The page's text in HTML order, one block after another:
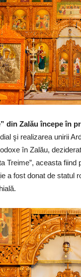
din Zalău începe în
şi realizarea unirii
în Zalău,
Treime”, aceasta
a fost donat de statul